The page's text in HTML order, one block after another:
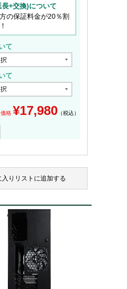
+交換)について
の保証料金が20％割
て
て
格 ¥17,980 （税込）
入りリストに追加する